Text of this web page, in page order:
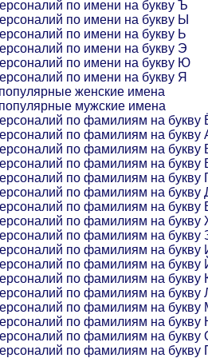
по имени на букву Ъ
по имени на букву Ы
по имени на букву Ь
по имени на букву Э
по имени на букву Ю
по имени на букву Я
женские имена
мужские имена
по фамилиям на букву
по фамилиям на букву
по фамилиям на букву
по фамилиям на букву
по фамилиям на букву
по фамилиям на букву
по фамилиям на букву
по фамилиям на букву
по фамилиям на букву
по фамилиям на букву
по фамилиям на букву
по фамилиям на букву
по фамилиям на букву
по фамилиям на букву
по фамилиям на букву
по фамилиям на букву
по фамилиям на букву